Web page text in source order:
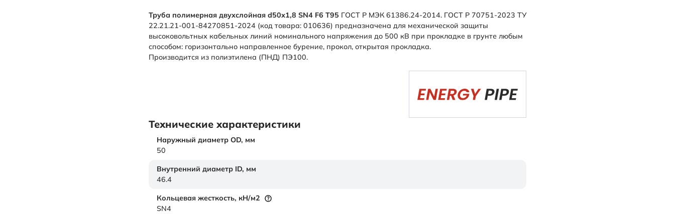
Труба полимерная двухслойная d50х1,8 SN4 F6 Т95 ГОСТ Р МЭК 61386.24-2014. ГОСТ Р 70751-2023 ТУ
22.21.21-001-84270851-2024 (код товара: 010636) предназначена для механической защиты
высоковольтных кабельных линий номинального напряжения до 500 кВ при прокладке в грунте любым
способом: горизонтально направленное бурение, прокол, открытая прокладка.
Производится из полиэтилена (ПНД) ПЭ100.
Технические характеристики
Наружный диаметр OD, мм
50
Внутренний диаметр ID, мм
46.4
Кольцевая жесткость, кН/м2
SN4